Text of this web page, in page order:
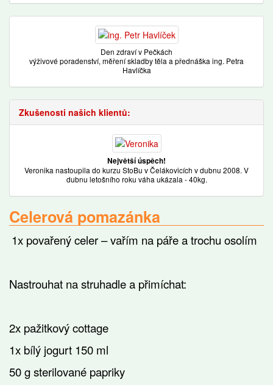
Den zdraví v Pečkách
výživové poradenství, měření skladby těla a přednáška ing. Petra
Havlíčka
Zkušenosti našich klientů:
Největší úspěch!
Veronika nastoupila do kurzu StoBu v Čelákovicích v dubnu 2008. V
dubnu letošního roku váha ukázala - 40kg.
Celerová pomazánka
1x povařený celer – vařím na páře a trochu osolím
Nastrouhat na struhadle a přimíchat:
2x pažitkový cottage
1x bílý jogurt 150 ml
50 gsterilované papriky